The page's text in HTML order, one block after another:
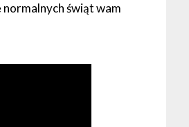
normalnych świąt wam